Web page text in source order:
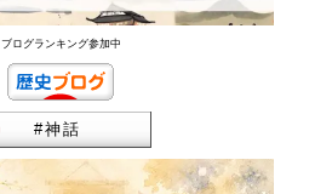
ブログランキング参加中